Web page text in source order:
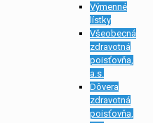
Výmenné
lístky
Všeobecná
zdravotná
poisťovňa,
a.s.
Dôvera
zdravotná
poisťovňa,